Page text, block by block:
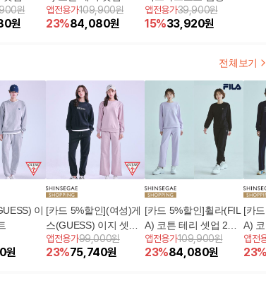
원
원
트(남성)
앱전용가109,900원
23%84,080원
인원 세트 (3종+파우
치)
앱전용가39,900원
15%33,920원
전체보기
이
원
[카드 5%할인](여성)게
스(GUESS) 이지 셋업
2세트
앱전용가99,000원
23%75,740원
[카드 5%할인]휠라(FIL
A) 코튼 테리 셋업 2세
트(여성)
앱전용가109,900원
23%84,080원
[카
A)
트(
앱전
23